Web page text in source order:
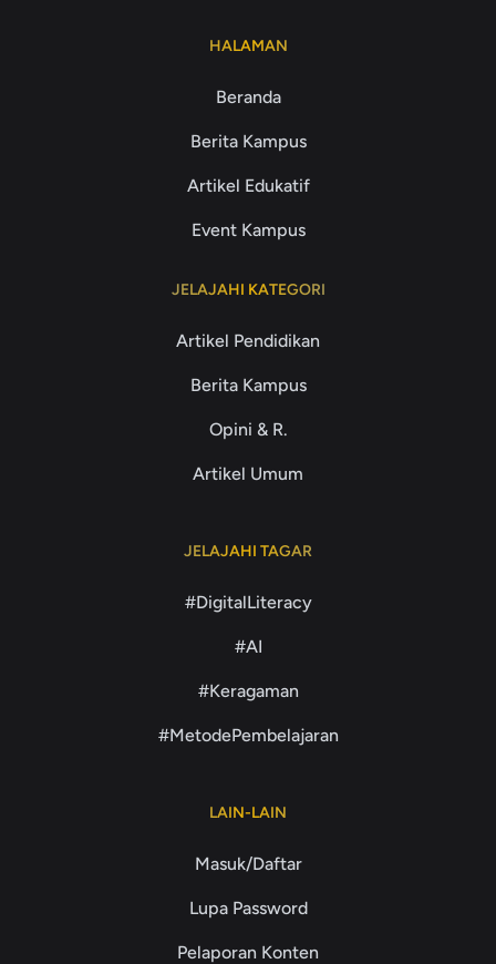
HALAMAN
Beranda
Berita Kampus
Artikel Edukatif
Event Kampus
JELAJAHI KATEGORI
Artikel Pendidikan
Berita Kampus
Opini & R.
Artikel Umum
JELAJAHI TAGAR
#DigitalLiteracy
#AI
#Keragaman
#MetodePembelajaran
LAIN-LAIN
Masuk/Daftar
Lupa Password
Pelaporan Konten